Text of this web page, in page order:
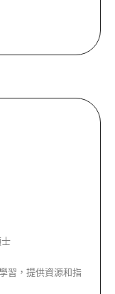
習，提供資源和指